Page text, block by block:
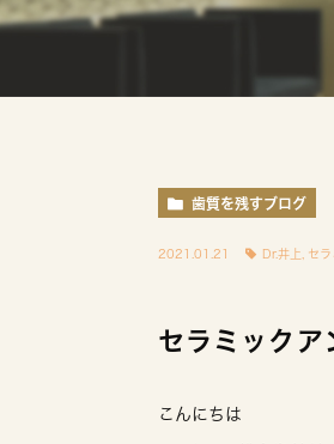
歯質を残すブログ
2021.01.21 Dr.井上 セ
セラミックア
こんにちは